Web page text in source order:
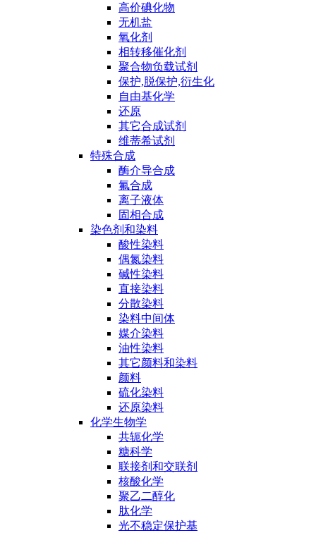
高价碘化物
无机盐
氧化剂
相转移催化剂
聚合物负载试剂
保护,脱保护,衍生化
自由基化学
还原
其它合成试剂
维蒂希试剂
特殊合成
酶介导合成
氟合成
离子液体
固相合成
染色剂和染料
酸性染料
偶氮染料
碱性染料
直接染料
分散染料
染料中间体
媒介染料
油性染料
其它颜料和染料
颜料
硫化染料
还原染料
化学生物学
共轭化学
糖科学
联接剂和交联剂
核酸化学
聚乙二醇化
肽化学
光不稳定保护基